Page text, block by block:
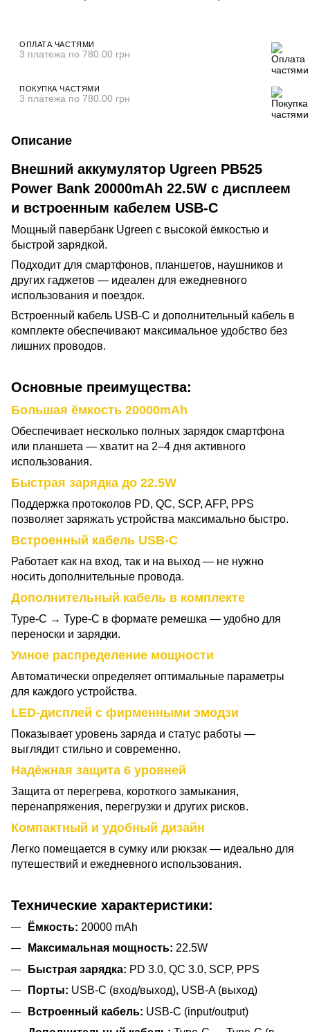
ОПЛАТА ЧАСТЯМИ
3 платежа по 780.00 грн
ПОКУПКА ЧАСТЯМИ
3 платежа по 780.00 грн
Описание
Внешний аккумулятор Ugreen PB525
Power Bank 20000mAh 22.5W с дисплеем
и встроенным кабелем USB-C
Мощный павербанк Ugreen с высокой ёмкостью и
быстрой зарядкой.
Подходит для смартфонов, планшетов, наушников и
других гаджетов — идеален для ежедневного
использования и поездок.
Встроенный кабель USB-C и дополнительный кабель в
комплекте обеспечивают максимальное удобство без
лишних проводов.
Основные преимущества:
Большая ёмкость 20000mAh
Обеспечивает несколько полных зарядок смартфона
или планшета — хватит на 2–4 дня активного
использования.
Быстрая зарядка до 22.5W
Поддержка протоколов PD, QC, SCP, AFP, PPS
позволяет заряжать устройства максимально быстро.
Встроенный кабель USB-C
Работает как на вход, так и на выход — не нужно
носить дополнительные провода.
Дополнительный кабель в комплекте
Type-C → Type-C в формате ремешка — удобно для
переноски и зарядки.
Умное распределение мощности
Автоматически определяет оптимальные параметры
для каждого устройства.
LED-дисплей с фирменными эмодзи
Показывает уровень заряда и статус работы —
выглядит стильно и современно.
Надёжная защита 6 уровней
Защита от перегрева, короткого замыкания,
перенапряжения, перегрузки и других рисков.
Компактный и удобный дизайн
Легко помещается в сумку или рюкзак — идеально для
путешествий и ежедневного использования.
Технические характеристики:
Ёмкость: 20000 mAh
Максимальная мощность: 22.5W
Быстрая зарядка: PD 3.0, QC 3.0, SCP, PPS
Порты: USB-C (вход/выход), USB-A (выход)
Встроенный кабель: USB-C (input/output)